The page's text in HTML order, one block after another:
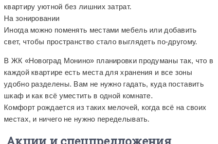
квартиру уютной без лишних затрат.
На зонировании
Иногда можно поменять местами мебель или добавить
свет, чтобы пространство стало выглядеть по-другому.
В ЖК «Новоград Монино» планировки продуманы так, что в
каждой квартире есть места для хранения и все зоны
удобно разделены. Вам не нужно гадать, куда поставить
шкаф и как всё уместить в одной комнате.
Комфорт рождается из таких мелочей, когда всё на своих
местах, и ничего не нужно переделывать.